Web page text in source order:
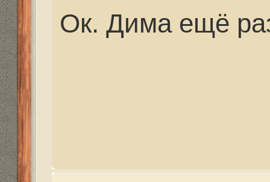
Спасибо, ждем
Re: F-класс.